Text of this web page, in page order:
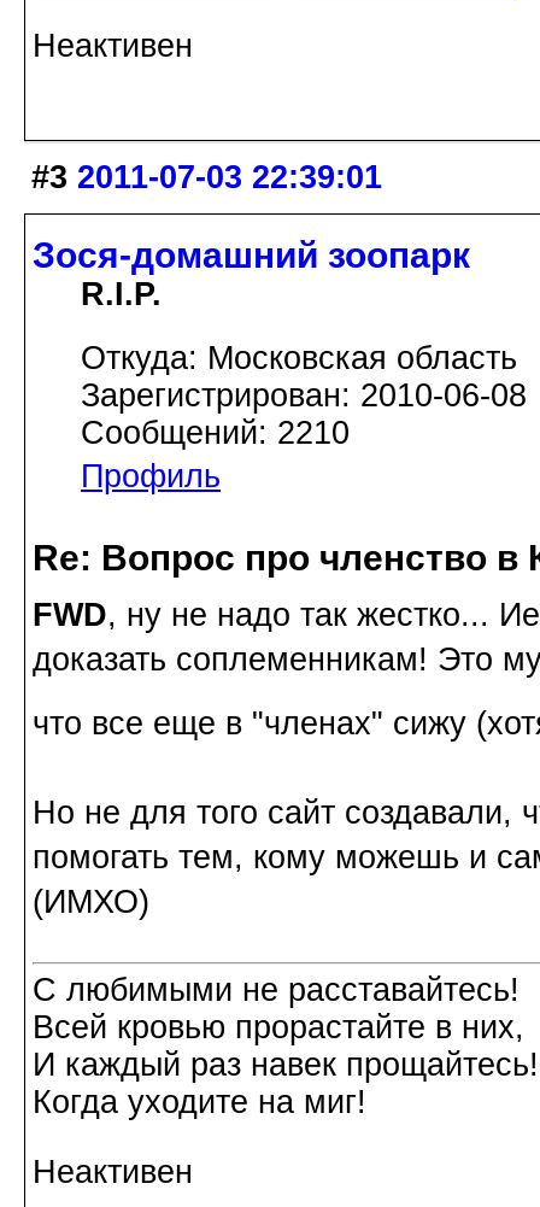
Неактивен
#3 2011-07-03 22:39:01
Зося-домашний зоопарк
R.I.P.
Откуда: Московская область
Зарегистрирован: 2010-06-08
Сообщений: 2210
Профиль
Re: Вопрос про членство в
FWD, ну не надо так жестко...
доказать соплеменникам! Это
что все еще в "членах" сижу
Но не для того сайт создавали,
помогать тем, кому можешь и
(ИМХО)
С любимыми не расставайтесь!
Всей кровью прорастайте в них,
И каждый раз навек прощайтесь!
Когда уходите на миг!
Неактивен